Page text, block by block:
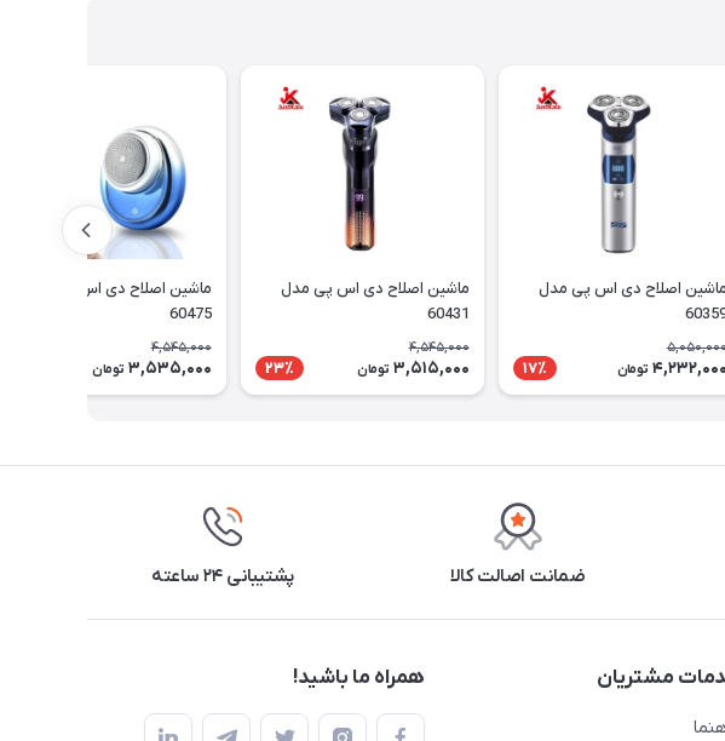
ماشین اصلاح دی اس پی مدل
4,232,000 تومان 17٪
ماشین اصلاح دی اس پی مدل
60431
4,545,000
3,515,000 تومان 23٪
ماشین اصلاح دی اس پی مدل
60475
4,545,000
3,535,000 تومان
ضمانت اصالت کالا پشتیبانی ۲۴ ساعته
مشتریان همراه ما باشید!